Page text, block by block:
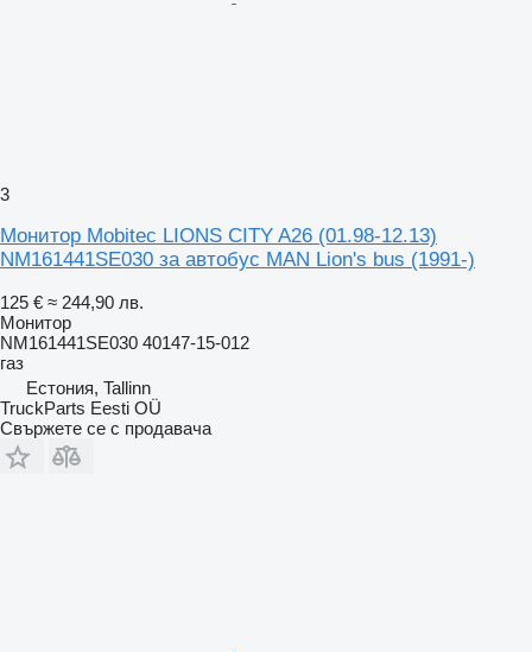
3
Монитор Mobitec LIONS CITY A26 (01.98-12.13)
NM161441SE030 за автобус MAN Lion's bus (1991-)
125 € ≈ 244,90 лв.
Монитор
NM161441SE030 40147-15-012
газ
Естония, Tallinn
TruckParts Eesti OÜ
Свържете се с продавача